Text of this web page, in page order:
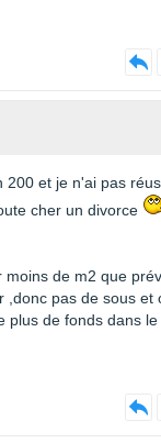
200 et je n'ai pas
cher un divorce
moins de m2 que
,donc pas de sous et
plus de fonds dans le